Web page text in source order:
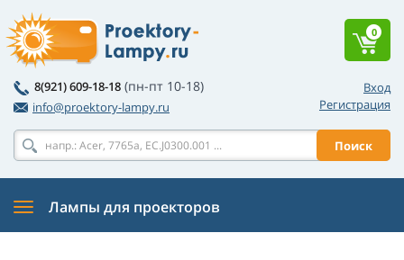
Вход
Регистрация
8(921) 609-18-18 (пн-пт 10-18)
info@proektory-lampy.ru
Поиск
0
Лампы для проекторов